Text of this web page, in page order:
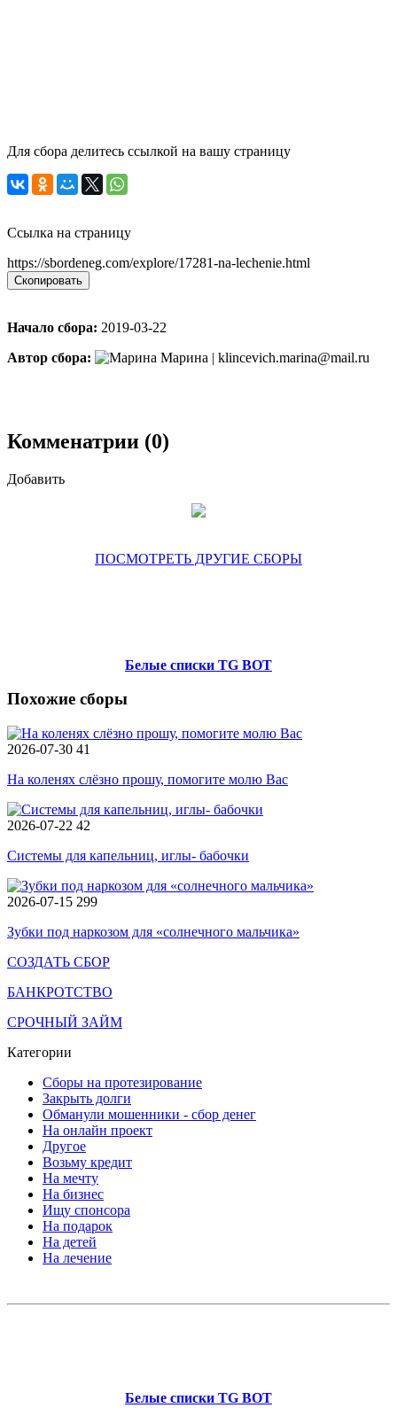
Для сбора делитесь ссылкой на вашу страницу
Ссылка на страницу
https://sbordeneg.com/explore/17281-na-lechenie.html
Скопировать
Начало сбора: 2019-03-22
Автор сбора:
Марина | klincevich.marina@mail.ru
Комменатрии (0)
Добавить
ПОСМОТРЕТЬ ДРУГИЕ СБОРЫ
Белые списки TG BOT
Похожие сборы
2026-07-30 41
На коленях слёзно прошу, помогите молю Вас
2026-07-22 42
Системы для капельниц, иглы- бабочки
2026-07-15 299
Зубки под наркозом для «солнечного мальчика»
СОЗДАТЬ СБОР
БАНКРОТСТВО
СРОЧНЫЙ ЗАЙМ
Категории
Сборы на протезирование
Закрыть долги
Обманули мошенники - сбор денег
На онлайн проект
Другое
Возьму кредит
На мечту
На бизнес
Ищу спонсора
На подарок
На детей
На лечение
Белые списки TG BOT